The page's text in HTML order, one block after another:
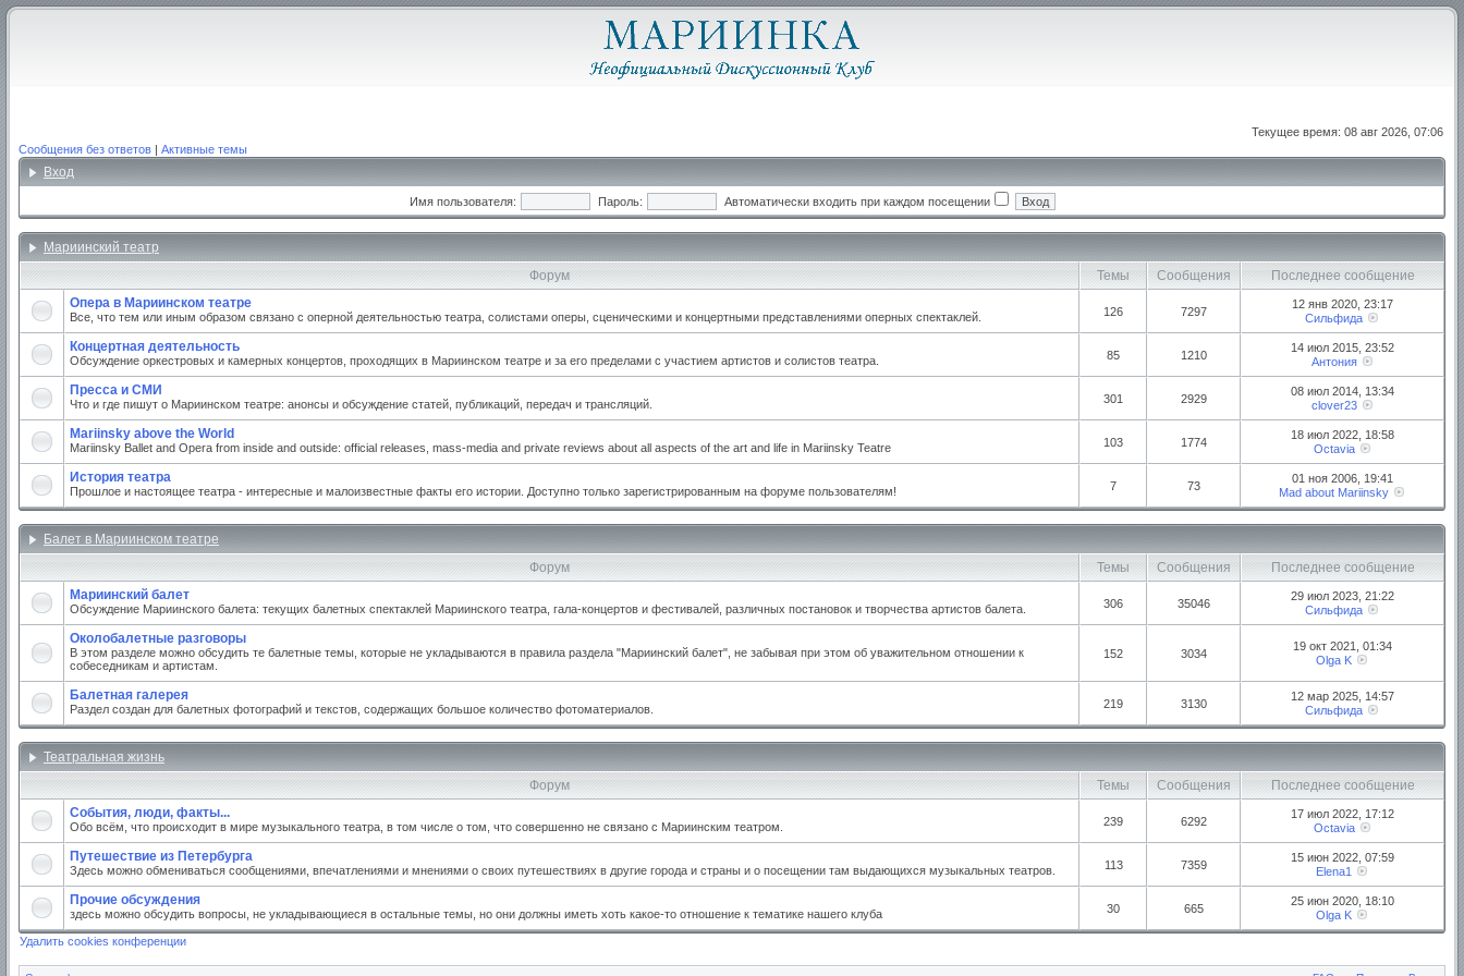
Текущее время: 08 авг 2026, 07:06
Сообщения без ответов | Активные темы
Вход
Имя пользователя: Пароль: Автоматически входить при каждом посещении
Мариинский театр
Форум
Темы Сообщения
Последнее сообщение
Опера в Мариинском театре
Все, что тем или иным образом связано с оперной деятельностью театра, солистами оперы, сценическими и концертными представлениями оперных спектаклей. 126 7297
12 янв 2020, 23:17
Сильфида
Концертная деятельность
Обсуждение оркестровых и камерных концертов, проходящих в Мариинском театре и за его пределами с участием артистов и солистов театра. 85 1210
14 июл 2015, 23:52
Антония
Пресса и СМИ
Что и где пишут о Мариинском театре: анонсы и обсуждение статей, публикаций, передач и трансляций. 301 2929
08 июл 2014, 13:34
clover23
Mariinsky above the World
Mariinsky Ballet and Opera from inside and outside: official releases, mass-media and private reviews about all aspects of the art and life in Mariinsky Teatre 103 1774
18 июл 2022, 18:58
Octavia
История театра
Прошлое и настоящее театра - интересные и малоизвестные факты его истории. Доступно только зарегистрированным на форуме пользователям! 7 73
01 ноя 2006, 19:41
Mad about Mariinsky
Балет в Мариинском театре
Форум
Темы Сообщения
Последнее сообщение
Мариинский балет
Обсуждение Мариинского балета: текущих балетных спектаклей Мариинского театра, гала-концертов и фестивалей, различных постановок и творчества артистов балета. 306 35046
29 июл 2023, 21:22
Сильфида
Околобалетные разговоры
В этом разделе можно обсудить те балетные темы, которые не укладываются в правила раздела "Мариинский балет", не забывая при этом об уважительном отношении к
собеседникам и артистам.
152 3034
19 окт 2021, 01:34
Olga K
Балетная галерея
Раздел создан для балетных фотографий и текстов, содержащих большое количество фотоматериалов. 219 3130
12 мар 2025, 14:57
Сильфида
Театральная жизнь
Форум
Темы Сообщения
Последнее сообщение
События, люди, факты...
Обо всём, что происходит в мире музыкального театра, в том числе о том, что совершенно не связано с Мариинским театром. 239 6292
17 июл 2022, 17:12
Octavia
Путешествие из Петербурга
Здесь можно обмениваться сообщениями, впечатлениями и мнениями о своих путешествиях в другие города и страны и о посещении там выдающихся музыкальных театров. 113 7359
15 июн 2022, 07:59
Elena1
Прочие обсуждения
здесь можно обсудить вопросы, не укладывающиеся в остальные темы, но они должны иметь хоть какое-то отношение к тематике нашего клуба 30 665
25 июн 2020, 18:10
Olga K
Удалить cookies конференции